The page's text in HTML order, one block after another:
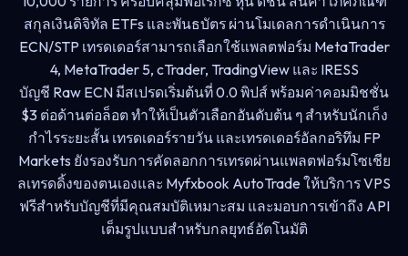
สกุลเงินดิจิทัล ETFs และพันธบัตร ผ่านโมเดลการดำเนินการ
ECN/STP เทรดเดอร์สามารถเลือกใช้แพลตฟอร์ม MetaTrader
4, MetaTrader 5, cTrader, TradingView และ IRESS
บัญชี Raw ECN มีสเปรดเริ่มต้นที่ 0.0 พิปส์ พร้อมค่าคอมมิชชั่น
$3 ต่อด้านต่อล็อต ทำให้เป็นตัวเลือกอันดับต้น ๆ สำหรับนักเก็ง
กำไรระยะสั้น เทรดเดอร์รายวัน และเทรดเดอร์อัลกอริทึม FP
Markets ยังรองรับการคัดลอกการเทรดผ่านแพลตฟอร์มโซเชีย
ลเทรดดิ้งของตนเองและ Myfxbook AutoTrade ให้บริการ VPS
ฟรีสำหรับบัญชีที่มีคุณสมบัติเหมาะสม และมอบการเข้าถึง API
เต็มรูปแบบสำหรับกลยุทธ์อัตโนมัติ